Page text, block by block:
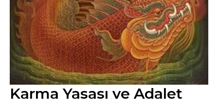
Karma Yasası ve Adalet